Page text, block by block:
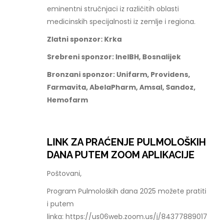
eminentni stručnjaci iz različitih oblasti
medicinskih specijalnosti iz zemlje i regiona.
Zlatni sponzor: Krka
Srebreni sponzor: InelBH, Bosnalijek
Bronzani sponzor: Unifarm, Providens,
Farmavita, AbelaPharm, Amsal, Sandoz,
Hemofarm
LINK ZA PRAĆENJE PULMOLOŠKIH
DANA PUTEM ZOOM APLIKACIJE
Poštovani,
Program Pulmoloških dana 2025 možete pratiti
i putem
linka: https://us06web.zoom.us/j/84377889017